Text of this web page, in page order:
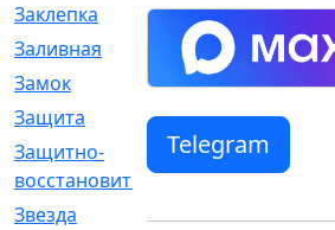
Заклепка
[1]
Заливная
[4]
Замок
[12]
Защита
[79]
Защитно-
восстановительный
[4]
Звезда
[1]
Telegram